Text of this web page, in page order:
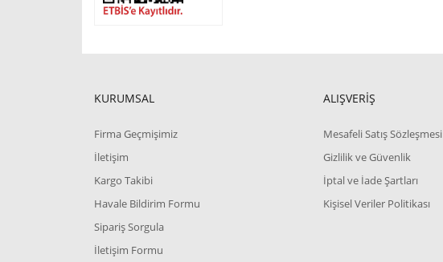
KURUMSAL
Firma Geçmişimiz
İletişim
Kargo Takibi
Havale Bildirim Formu
Sipariş Sorgula
İletişim Formu
ALIŞVERİŞ
Mesafeli Satış Sözleşmesi
Gizlilik ve Güvenlik
İptal ve İade Şartları
Kişisel Veriler Politikası